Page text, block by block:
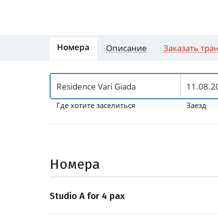
Номера Описание Заказать
Где хотите заселиться Заезд
Номера
Studio A for 4 pax